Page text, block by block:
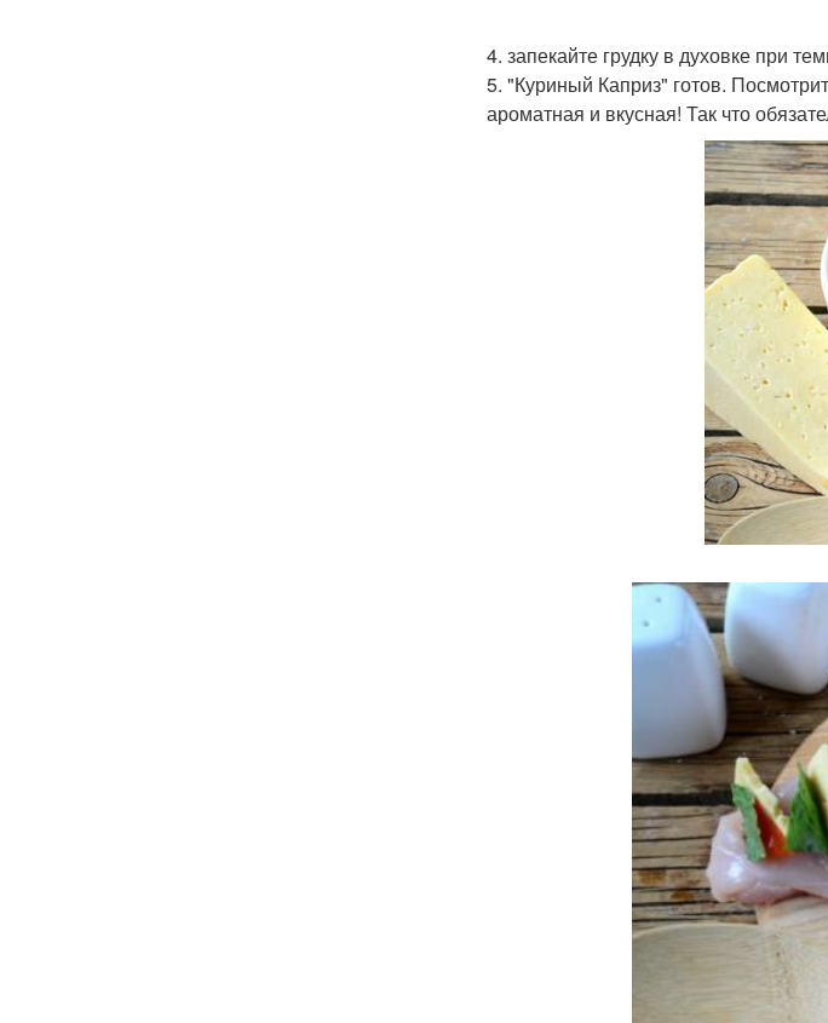
4. запекайте грудку в духовке при
5. "Куриный Каприз" готов.
ароматная и вкусная! Так что